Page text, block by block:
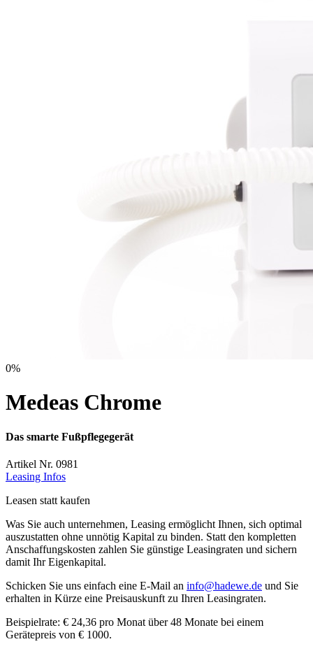
0%
Medeas Chrome
Das smarte Fußpflegegerät
Artikel Nr. 0981
Leasing Infos
Leasen statt kaufen
Was Sie auch unternehmen, Leasing ermöglicht Ihnen, sich optimal
auszustatten ohne unnötig Kapital zu binden. Statt den kompletten
Anschaffungskosten zahlen Sie günstige Leasingraten und sichern
damit Ihr Eigenkapital.
Schicken Sie uns einfach eine E-Mail an info@hadewe.de und Sie
erhalten in Kürze eine Preisauskunft zu Ihren Leasingraten.
Beispielrate: € 24,36 pro Monat über 48 Monate bei einem
Gerätepreis von € 1000.